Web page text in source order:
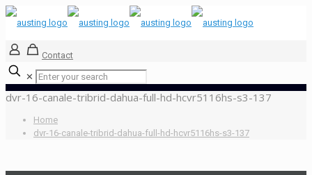
Contact
✕
dvr-16-canale-tribrid-dahua-full-hd-hcvr5116hs-s3-137
Home
dvr-16-canale-tribrid-dahua-full-hd-hcvr5116hs-s3-137